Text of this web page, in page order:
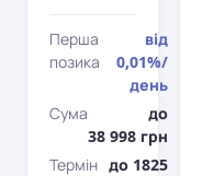
Перша
позика
від
0,01%/
день
Сума
до
38 998 грн
Термін до 1825